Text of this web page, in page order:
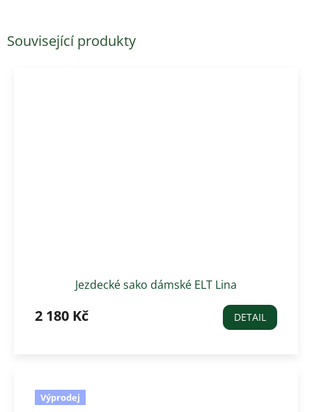
Související produkty
Jezdecké sako dámské ELT Lina
2 180 Kč DETAIL
Výprodej